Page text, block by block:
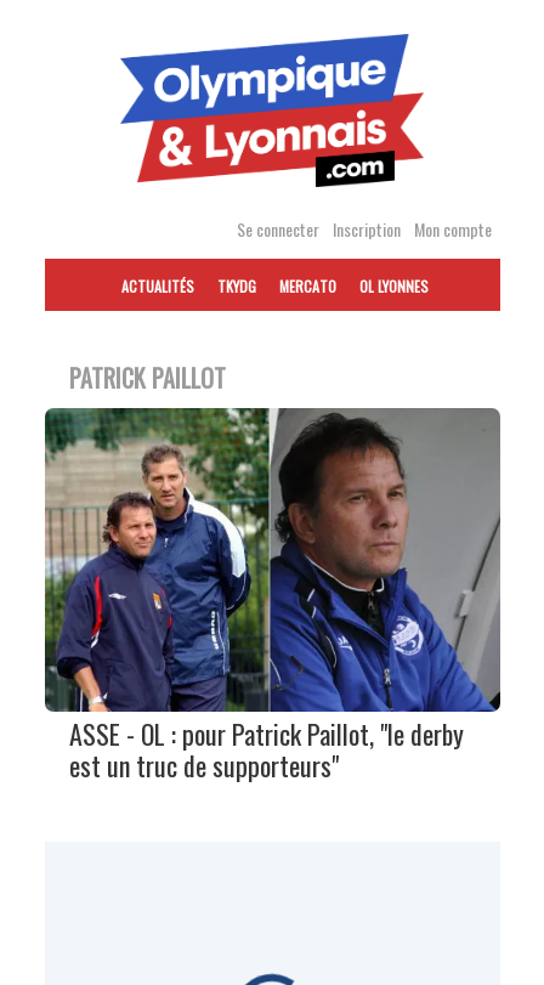
Se connecter Inscription Mon compte
ACTUALITÉS TKYDG MERCATO OL LYONNES
PATRICK PAILLOT
ASSE - OL : pour Patrick Paillot, "le derby
est un truc de supporteurs"